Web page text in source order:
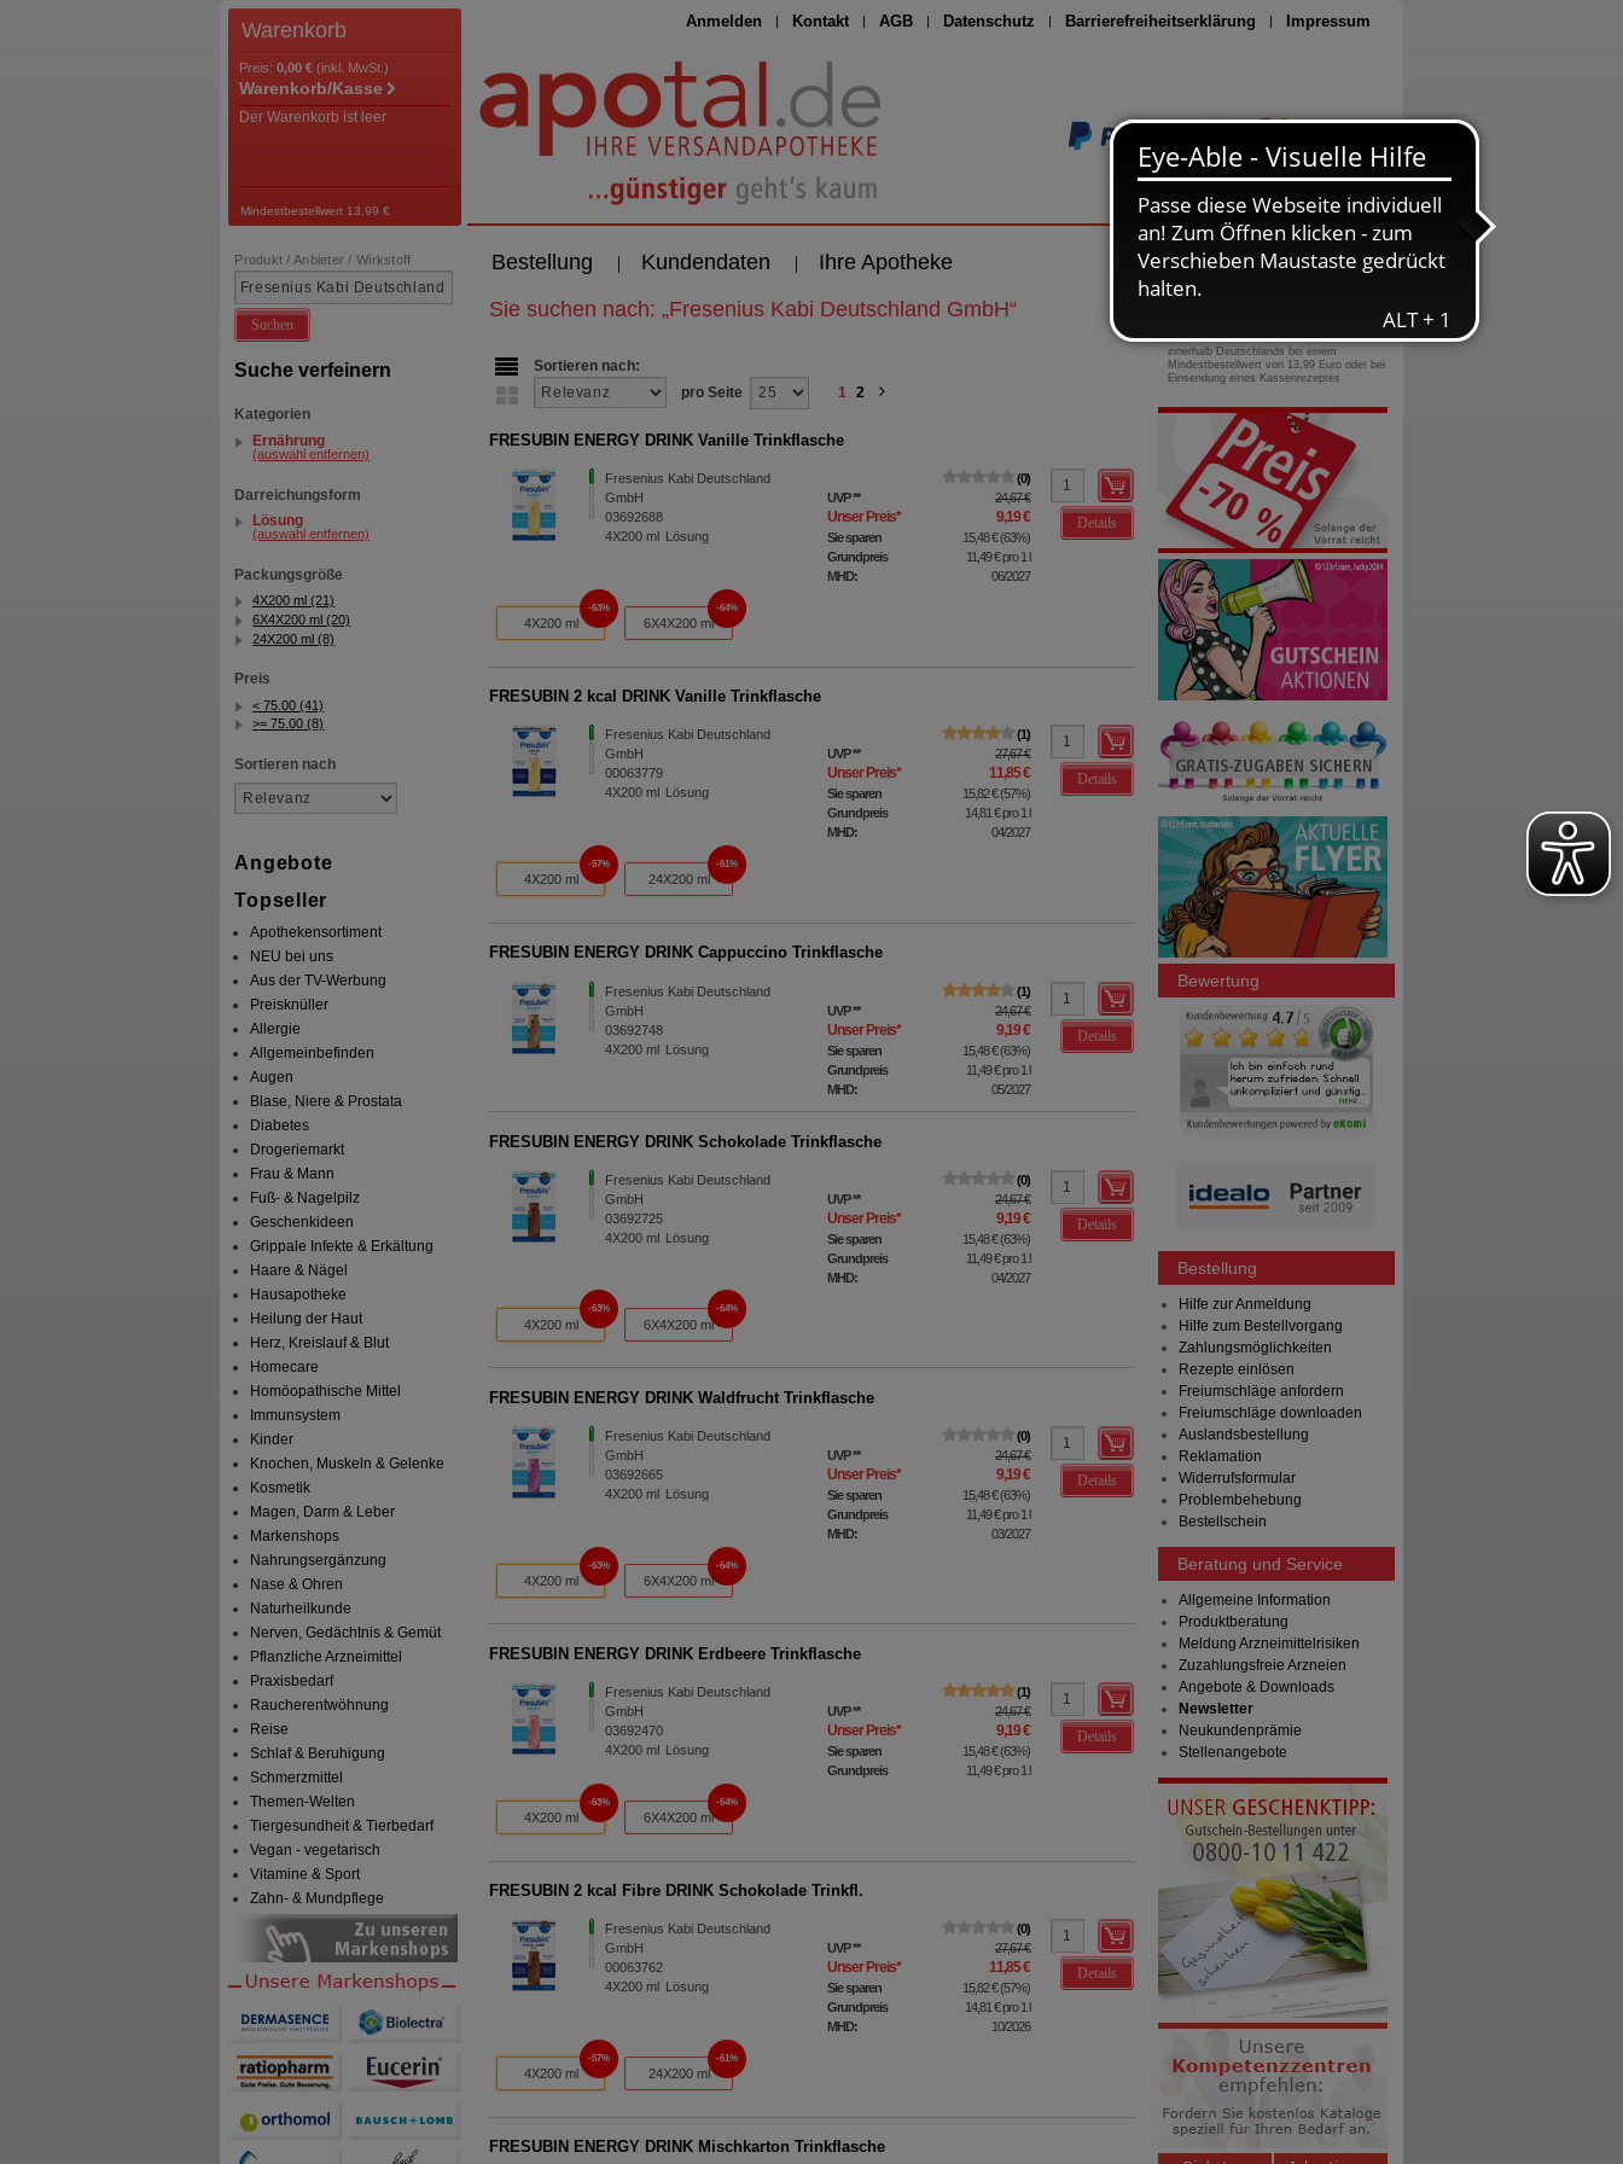
Anmelden Kontakt AGB Datenschutz Barrierefreiheitserklärung Impressum
Seite drucken
Warenkorb
Preis: 0,00 € (inkl. MwSt.)
Warenkorb/Kasse
Der Warenkorb ist leer
Mindestbestellwert 13,99 €
Bestellung Kundendaten Ihre Apotheke
Produkt / Anbieter / Wirkstoff
Suchen
Suche verfeinern
Kategorien
Ernährung
(auswahl entfernen)
Darreichungsform
Lösung
(auswahl entfernen)
Packungsgröße
4X200 ml (21)
6X4X200 ml (20)
24X200 ml (8)
Preis
< 75.00 (41)
>= 75.00 (8)
Sortieren nach
Angebote
Topseller
Apothekensortiment
NEU bei uns
Aus der TV-Werbung
Preisknüller
Allergie
Allgemeinbefinden
Augen
Blase, Niere & Prostata
Diabetes
Drogeriemarkt
Frau & Mann
Fuß- & Nagelpilz
Geschenkideen
Grippale Infekte & Erkältung
Haare & Nägel
Hausapotheke
Heilung der Haut
Herz, Kreislauf & Blut
Homecare
Homöopathische Mittel
Immunsystem
Kinder
Knochen, Muskeln & Gelenke
Kosmetik
Magen, Darm & Leber
Markenshops
Nahrungsergänzung
Nase & Ohren
Naturheilkunde
Nerven, Gedächtnis & Gemüt
Pflanzliche Arzneimittel
Praxisbedarf
Raucherentwöhnung
Reise
Schlaf & Beruhigung
Schmerzmittel
Themen-Welten
Tiergesundheit & Tierbedarf
Vegan - vegetarisch
Vitamine & Sport
Zahn- & Mundpflege
Sie suchen nach: „Fresenius Kabi Deutschland GmbH“
Sortieren nach:
pro Seite
1 2
FRESUBIN ENERGY DRINK Vanille Trinkflasche
Fresenius Kabi Deutschland
GmbH
03692688
4X200 ml Lösung
0
UVP** 24,67 €
Unser Preis* 9,19 €
Sie sparen 15,48 €(63%)
Grundpreis
11,49 €pro 1 l
MHD:
06/2027
Details
4X200 ml
63%
6X4X200 ml
64%
FRESUBIN 2 kcal DRINK Vanille Trinkflasche
Fresenius Kabi Deutschland
GmbH
00063779
4X200 ml Lösung
1
UVP** 27,67 €
Unser Preis* 11,85 €
Sie sparen 15,82 €(57%)
Grundpreis
14,81 €pro 1 l
MHD:
04/2027
Details
4X200 ml
57%
24X200 ml
61%
FRESUBIN ENERGY DRINK Cappuccino Trinkflasche
Fresenius Kabi Deutschland
GmbH
03692748
4X200 ml Lösung
1
UVP** 24,67 €
Unser Preis* 9,19 €
Sie sparen 15,48 €(63%)
Grundpreis
11,49 €pro 1 l
MHD:
05/2027
Details
FRESUBIN ENERGY DRINK Schokolade Trinkflasche
Fresenius Kabi Deutschland
GmbH
03692725
4X200 ml Lösung
0
UVP** 24,67 €
Unser Preis* 9,19 €
Sie sparen 15,48 €(63%)
Grundpreis
11,49 €pro 1 l
MHD:
04/2027
Details
4X200 ml
63%
6X4X200 ml
64%
FRESUBIN ENERGY DRINK Waldfrucht Trinkflasche
Fresenius Kabi Deutschland
GmbH
03692665
4X200 ml Lösung
0
UVP** 24,67 €
Unser Preis* 9,19 €
Sie sparen 15,48 €(63%)
Grundpreis
11,49 €pro 1 l
MHD:
03/2027
Details
4X200 ml
63%
6X4X200 ml
64%
FRESUBIN ENERGY DRINK Erdbeere Trinkflasche
Fresenius Kabi Deutschland
GmbH
03692470
4X200 ml Lösung
1
UVP** 24,67 €
Unser Preis* 9,19 €
Sie sparen 15,48 €(63%)
Grundpreis
11,49 €pro 1 l
Details
4X200 ml
63%
6X4X200 ml
64%
FRESUBIN 2 kcal Fibre DRINK Schokolade Trinkfl.
Fresenius Kabi Deutschland
GmbH
00063762
4X200 ml Lösung
0
UVP** 27,67 €
Unser Preis* 11,85 €
Sie sparen 15,82 €(57%)
Grundpreis
14,81 €pro 1 l
MHD:
10/2026
Details
4X200 ml
57%
24X200 ml
61%
FRESUBIN ENERGY DRINK Mischkarton Trinkflasche
0800-10 11 422
gebührenfreie Rufnummer
innerhalb Deutschlands bei einem
Mindestbestellwert von 13,99 Euro oder bei
Einsendung eines Kassenrezeptes
Bewertung
Bestellung
Hilfe zur Anmeldung
Hilfe zum Bestellvorgang
Zahlungsmöglichkeiten
Rezepte einlösen
Freiumschläge anfordern
Freiumschläge downloaden
Auslandsbestellung
Reklamation
Widerrufsformular
Problembehebung
Bestellschein
Beratung und Service
Allgemeine Information
Produktberatung
Meldung Arzneimittelrisiken
Zuzahlungsfreie Arzneien
Angebote & Downloads
Newsletter
Neukundenprämie
Stellenangebote